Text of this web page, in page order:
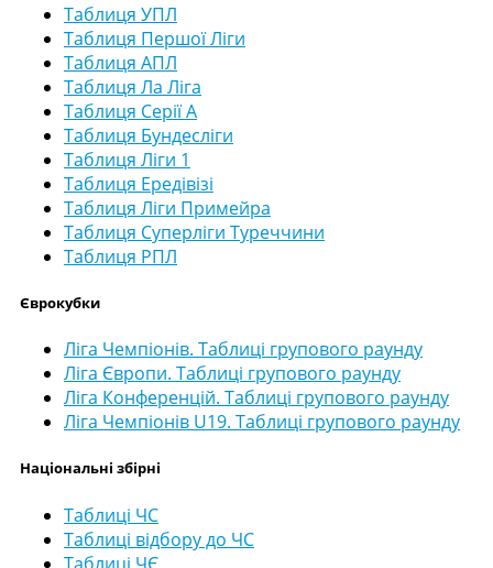
Таблиця УПЛ
Таблиця Першої Ліги
Таблиця АПЛ
Таблиця Ла Ліга
Таблиця Серії А
Таблиця Бундесліги
Таблиця Ліги 1
Таблиця Ередівізі
Таблиця Ліги Примейра
Таблиця Суперліги Туреччини
Таблиця РПЛ
Єврокубки
Ліга Чемпіонів. Таблиці групового раунду
Ліга Європи. Таблиці групового раунду
Ліга Конференцій. Таблиці групового раунду
Ліга Чемпіонів U19. Таблиці групового раунду
Національні збірні
Таблиці ЧС
Таблиці відбору до ЧС